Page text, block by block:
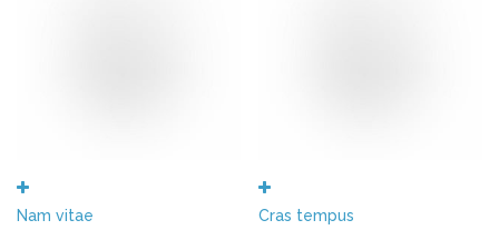
Nam vitae Cras tempus